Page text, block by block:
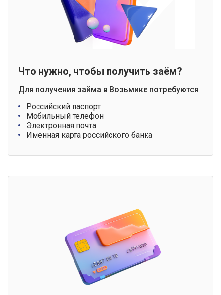
Что нужно, чтобы получить заём?
Для получения займа в Возьмике потребуются
Российский паспорт
Мобильный телефон
Электронная почта
Именная карта российского банка